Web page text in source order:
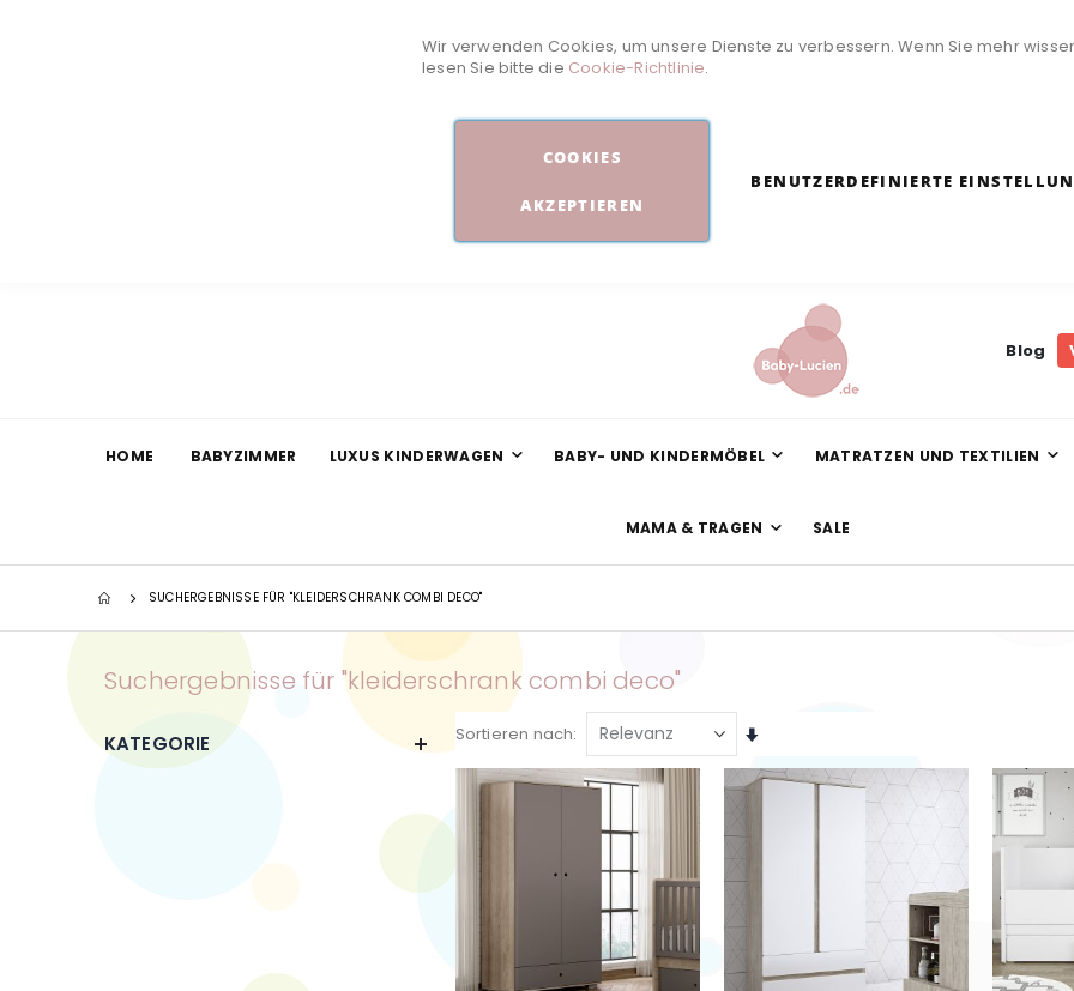
Wir verwenden Cookies, um unsere Dienste zu verbessern. Wenn Sie mehr
lesen Sie bitte die Cookie-Richtlinie.
COOKIES
AKZEPTIEREN
BENUTZERDEFINIERTE
Blog
HOME BABYZIMMER LUXUS KINDERWAGEN BABY- UND KINDERMÖBEL MATRATZEN UND TEXTILIEN
MAMA & TRAGEN SALE
SUCHERGEBNISSE FÜR "KLEIDERSCHRANK COMBI DECO"
Suchergebnisse für "kleiderschrank combi deco"
Sortieren nach
Aufsteigend
KATEGORIE